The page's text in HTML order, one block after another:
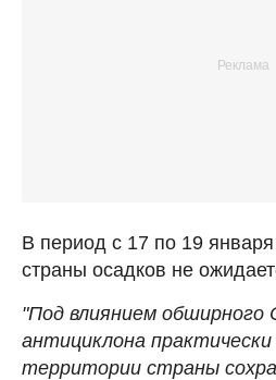
В период с 17 по 19
страны осадков не
"Под влиянием обширного
антициклона практически
территории страны